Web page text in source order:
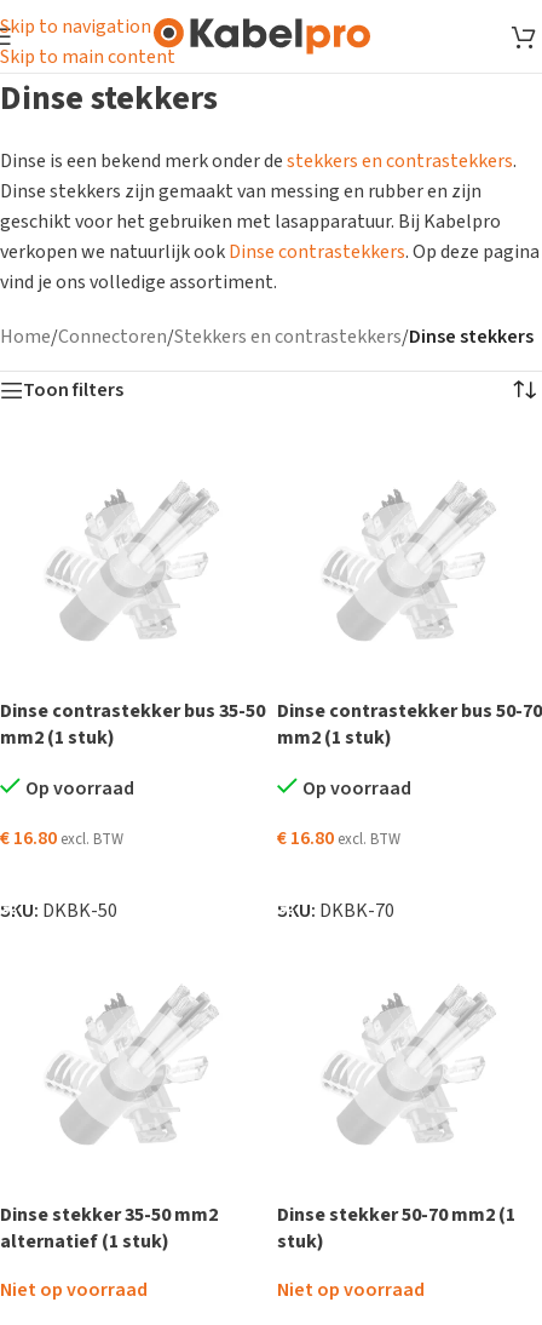
Skip to navigation
Skip to main content
Dinse stekkers
Dinse is een bekend merk onder destekkers en contrastekkers.
Dinse stekkers zijn gemaakt van messing en rubber en zijn
geschikt voor het gebruiken met lasapparatuur. Bij Kabelpro
verkopen we natuurlijk ookDinse contrastekkers. Op deze pagina
vind je ons volledige assortiment.
Home/Connectoren/Stekkers en contrastekkers/Dinse stekkers
Toon filters
Dinse contrastekker bus 35-50
mm2 (1 stuk)
Op voorraad
€16.80 excl. BTW
SKU: DKBK-50
Dinse contrastekker bus 50-70
mm2 (1 stuk)
Op voorraad
€16.80 excl. BTW
SKU: DKBK-70
Dinse stekker 35-50 mm2
alternatief (1 stuk)
Niet op voorraad
Dinse stekker 50-70 mm2 (1
stuk)
Niet op voorraad